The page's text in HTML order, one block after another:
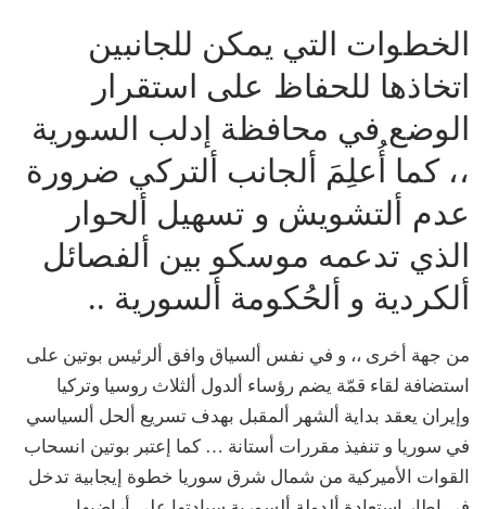
الخطوات التي يمكن للجانبين
اتخاذها للحفاظ على استقرار
الوضع في محافظة إدلب السورية
،، كما أُعلِمَ ألجانب ألتركي ضرورة
عدم ألتشويش و تسهيل ألحوار
الذي تدعمه موسكو بين ألفصائل
ألكردية و ألحُكومة ألسورية ..
من جهة أخرى ،، و في نفس ألسياق وافق ألرئيس بوتين على
استضافة لقاء قمّة يضم رؤساء ألدول ألثلاث روسيا وتركيا
وإيران يعقد بداية ألشهر ألمقبل بهدف تسريع ألحل ألسياسي
في سوريا و تنفيذ مقررات أستانة … كما إعتبر بوتين انسحاب
القوات الأميركية من شمال شرق سوريا خطوة إيجابية تدخل